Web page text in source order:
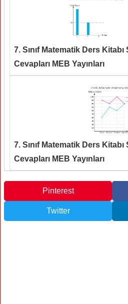
7. Sınıf Matematik Ders
Cevapları MEB Yayınları
7. Sınıf Matematik Ders Kitabı
Cevapları MEB Yayınları
Pinterest
Twitter